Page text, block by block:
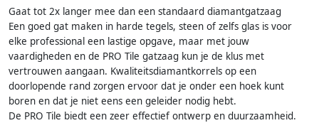
Gaat tot 2x langer mee dan een standaard diamantgatzaag
Een goed gat maken in harde tegels, steen of zelfs glas is voor
elke professional een lastige opgave, maar met jouw
vaardigheden en de PRO Tile gatzaag kun je de klus met
vertrouwen aangaan. Kwaliteitsdiamantkorrels op een
doorlopende rand zorgen ervoor dat je onder een hoek kunt
boren en dat je niet eens een geleider nodig hebt.
De PRO Tile biedt een zeer effectief ontwerp en duurzaamheid.